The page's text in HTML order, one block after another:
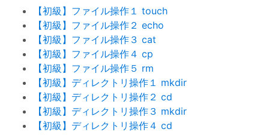
【初級】ファイル操作１ touch
【初級】ファイル操作２ echo
【初級】ファイル操作３ cat
【初級】ファイル操作４ cp
【初級】ファイル操作５ rm
【初級】ディレクトリ操作１ mkdir
【初級】ディレクトリ操作２ cd
【初級】ディレクトリ操作３ mkdir
【初級】ディレクトリ操作４ cd